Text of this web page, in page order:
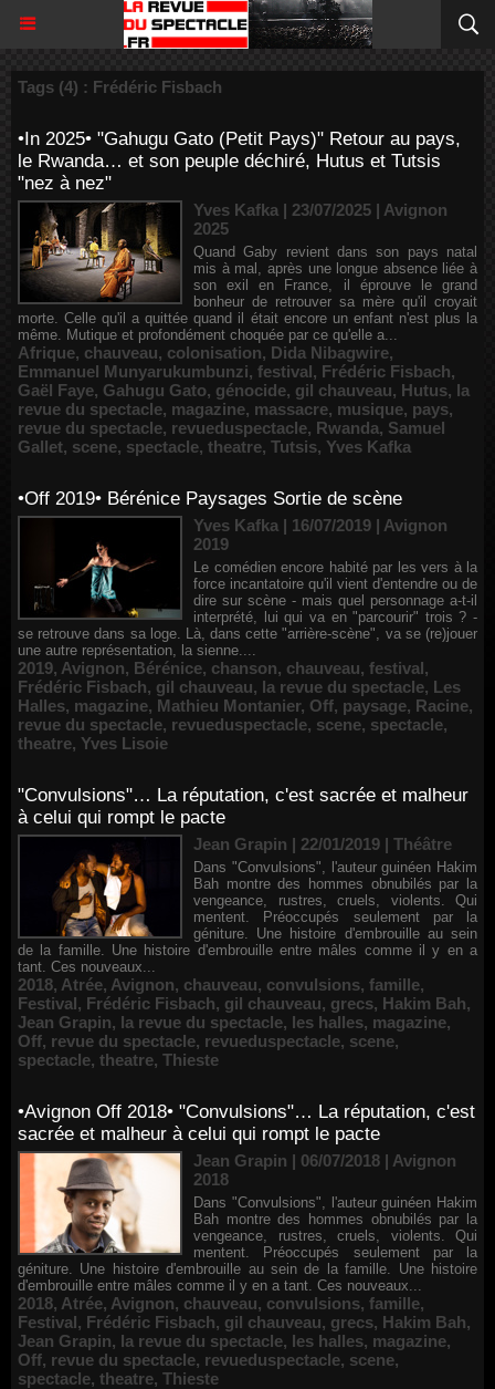
Tags (4) : Frédéric Fisbach
•In 2025• "Gahugu Gato (Petit Pays)" Retour au pays,
le Rwanda… et son peuple déchiré, Hutus et Tutsis
"nez à nez"
Yves Kafka | 23/07/2025 | Avignon
2025
Quand Gaby revient dans son pays natal
mis à mal, après une longue absence liée à
son exil en France, il éprouve le grand
bonheur de retrouver sa mère qu'il croyait
morte. Celle qu'il a quittée quand il était encore un enfant n'est plus la
même. Mutique et profondément choquée par ce qu'elle a...
Afrique, chauveau, colonisation, Dida Nibagwire,
Emmanuel Munyarukumbunzi, festival, Frédéric Fisbach,
Gaël Faye, Gahugu Gato, génocide, gil chauveau, Hutus, la
revue du spectacle, magazine, massacre, musique, pays,
revue du spectacle, revueduspectacle, Rwanda, Samuel
Gallet, scene, spectacle, theatre, Tutsis, Yves Kafka
•Off 2019• Bérénice Paysages Sortie de scène
Yves Kafka | 16/07/2019 | Avignon
2019
Le comédien encore habité par les vers à la
force incantatoire qu'il vient d'entendre ou de
dire sur scène - mais quel personnage a-t-il
interprété, lui qui va en "parcourir" trois ? -
se retrouve dans sa loge. Là, dans cette "arrière-scène", va se (re)jouer
une autre représentation, la sienne....
2019, Avignon, Bérénice, chanson, chauveau, festival,
Frédéric Fisbach, gil chauveau, la revue du spectacle, Les
Halles, magazine, Mathieu Montanier, Off, paysage, Racine,
revue du spectacle, revueduspectacle, scene, spectacle,
theatre, Yves Lisoie
"Convulsions"… La réputation, c'est sacrée et malheur
à celui qui rompt le pacte
Jean Grapin | 22/01/2019 | Théâtre
Dans "Convulsions", l'auteur guinéen Hakim
Bah montre des hommes obnubilés par la
vengeance, rustres, cruels, violents. Qui
mentent. Préoccupés seulement par la
géniture. Une histoire d'embrouille au sein
de la famille. Une histoire d'embrouille entre mâles comme il y en a
tant. Ces nouveaux...
2018, Atrée, Avignon, chauveau, convulsions, famille,
Festival, Frédéric Fisbach, gil chauveau, grecs, Hakim Bah,
Jean Grapin, la revue du spectacle, les halles, magazine,
Off, revue du spectacle, revueduspectacle, scene,
spectacle, theatre, Thieste
•Avignon Off 2018• "Convulsions"… La réputation, c'est
sacrée et malheur à celui qui rompt le pacte
Jean Grapin | 06/07/2018 | Avignon
2018
Dans "Convulsions", l'auteur guinéen Hakim
Bah montre des hommes obnubilés par la
vengeance, rustres, cruels, violents. Qui
mentent. Préoccupés seulement par la
géniture. Une histoire d'embrouille au sein de la famille. Une histoire
d'embrouille entre mâles comme il y en a tant. Ces nouveaux...
2018, Atrée, Avignon, chauveau, convulsions, famille,
Festival, Frédéric Fisbach, gil chauveau, grecs, Hakim Bah,
Jean Grapin, la revue du spectacle, les halles, magazine,
Off, revue du spectacle, revueduspectacle, scene,
spectacle, theatre, Thieste